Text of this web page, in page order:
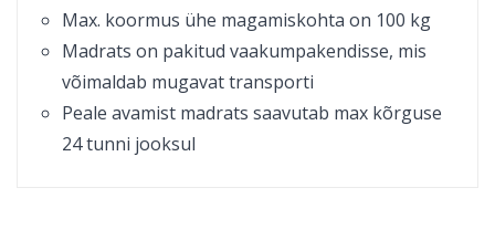
Max. koormus ühe magamiskohta on 100 kg
Madrats on pakitud vaakumpakendisse, mis
võimaldab mugavat transporti
Peale avamist madrats saavutab max kõrguse
24 tunni jooksul